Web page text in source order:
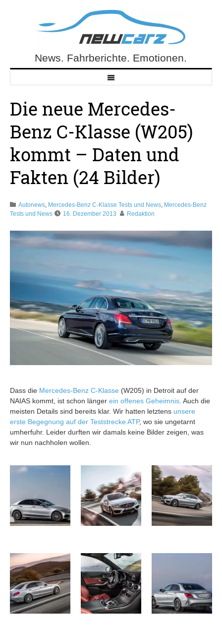
NewCarz.deNews. Fahrberichte. Emotionen.
Die neue Mercedes-
Benz C-Klasse (W205)
kommt – Daten und
Fakten (24 Bilder)
Autonews, Mercedes-Benz C-Klasse Tests und News, Mercedes-Benz
Tests und News
16. Dezember 2013 Redaktion
Dass die Mercedes-Benz C-Klasse (W205) in Detroit auf der
NAIAS kommt, ist schon länger ein offenes Geheimnis . Auch die
meisten Details sind bereits klar. Wir hatten letztens unsere
erste Begegnung auf der Teststrecke ATP, wo sie ungetarnt
umherfuhr. Leider durften wir damals keine Bilder zeigen, was
wir nun nachholen wollen.